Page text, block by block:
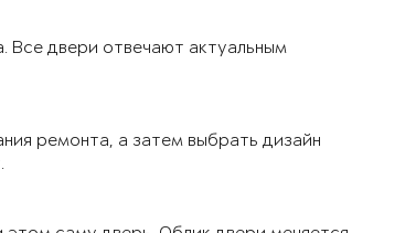
Все двери отвечают актуальным
ремонта, а затем выбрать дизайн